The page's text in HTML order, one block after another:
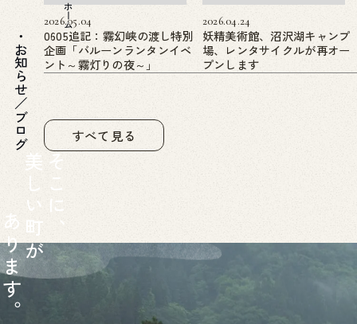
2026.05.04
0605追記：霧幻峡の渡し特別
企画「バルーンランタンイベ
ント～霧灯りの夜～」
2026.04.24
妖精美術館、沼沢湖キャンプ
場、レンタサイクルが再オー
プンします
すべて見る
ホーム
お知らせ／ブログ
そ
こ
に
、
美
し
い
町
が